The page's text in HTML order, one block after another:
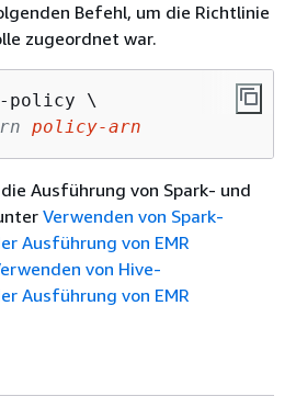
Befehl, um die Richtlinie
zugeordnet war.
- policy \
policy-arn
Ausführung von Spark- und
Verwenden von Spark-
Ausführung von EMR
von Hive-
Ausführung von EMR